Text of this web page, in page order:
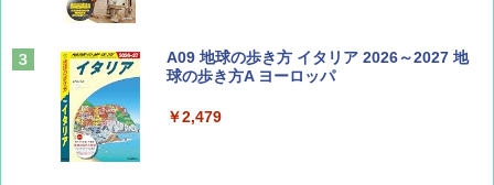
山と溪谷 2026年8月号「南アルプス大全」
A09 地球の歩き方 イタリア 2026～2027 地
球の歩き方A ヨーロッパ
￥2,479